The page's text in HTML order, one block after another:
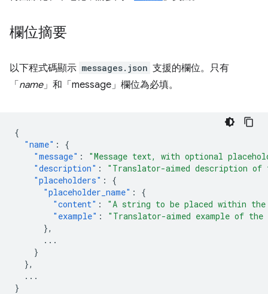
欄位摘要
以下程式碼顯示 messages.json 支援的欄位。只有
「 name」和「message」欄位為必填。
{
"name" :
{
"message" :
"Message text, with optional
"description" :
"Translator-aimed description of
"placeholders" :
{
"placeholder_name" :
{
"content" :
"A string to be placed within the
"example" :
"Translator-aimed example of
},
...
}
},
...
}